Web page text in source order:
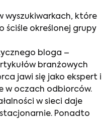
wyszukiwarkach, które
ściśle określonej grupy
bloga –
branżowych
jawi się jako ekspert i
w oczach odbiorców.
w sieci daje
Ponadto